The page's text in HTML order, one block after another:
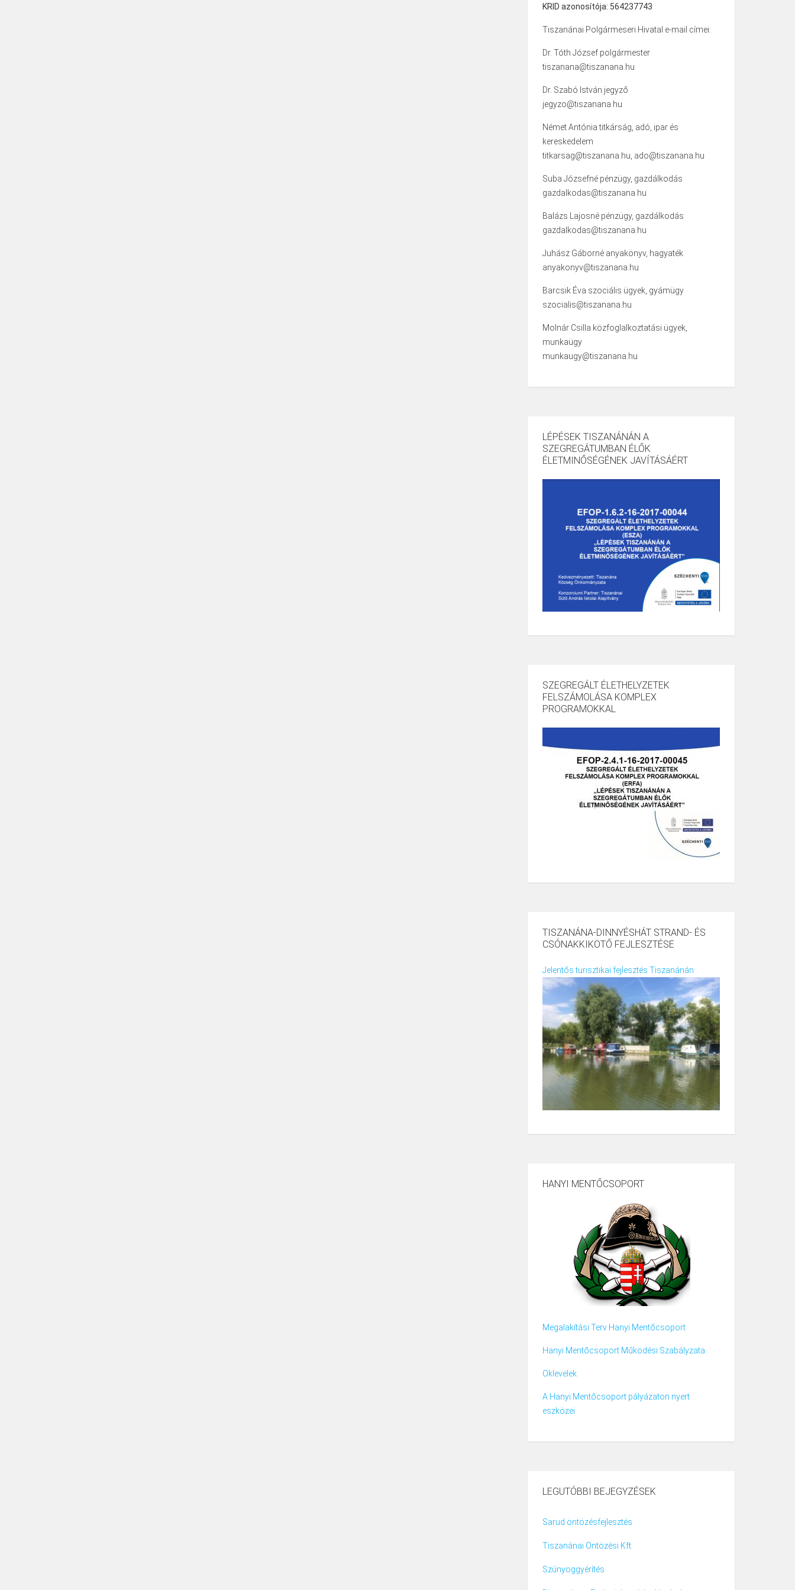
KRID azonosítója: 564237743
Tiszanánai Polgármeseri Hivatal e-mail címei:
Dr. Tóth József polgármester
tiszanana@tiszanana.hu
Dr. Szabó István jegyző
jegyzo@tiszanana.hu
Német Antónia titkárság, adó, ipar és
kereskedelem
titkarsag@tiszanana.hu, ado@tiszanana.hu
Suba Józsefné pénzügy, gazdálkodás
gazdalkodas@tiszanana.hu
Balázs Lajosné pénzügy, gazdálkodás
gazdalkodas@tiszanana.hu
Juhász Gáborné anyakönyv, hagyaték
anyakonyv@tiszanana.hu
Barcsik Éva szociális ügyek, gyámügy
szocialis@tiszanana.hu
Molnár Csilla közfoglalkoztatási ügyek,
munkaügy
munkaugy@tiszanana.hu
LÉPÉSEK TISZANÁNÁN A
SZEGREGÁTUMBAN ÉLŐK
ÉLETMINŐSÉGÉNEK JAVÍTÁSÁÉRT
SZEGREGÁLT ÉLETHELYZETEK
FELSZÁMOLÁSA KOMPLEX
PROGRAMOKKAL
TISZANÁNA-DINNYÉSHÁT STRAND- ÉS
CSÓNAKKIKÖTŐ FEJLESZTÉSE
Jelentős turisztikai fejlesztés Tiszanánán
HANYI MENTŐCSOPORT
Megalakítási Terv Hanyi Mentőcsoport
Hanyi Mentőcsoport Működési Szabályzata
Oklevelek
A Hanyi Mentőcsoport pályázaton nyert
eszközei
LEGUTÓBBI BEJEGYZÉSEK
Sarud öntözésfejlesztés
Tiszanánai Öntözési Kft.
Szúnyoggyérítés